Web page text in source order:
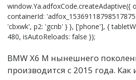
window.Ya.adfoxCode.createAdaptive({
containerId:
'cbxwk', p2: 'gcnb' } }, ['phone'], {
480, isAutoReloads: false });
BMW X6 M нынешнего
производится с 2015 года.